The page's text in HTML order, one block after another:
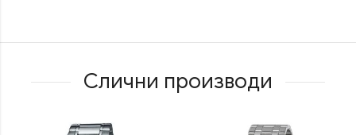
Слични производи